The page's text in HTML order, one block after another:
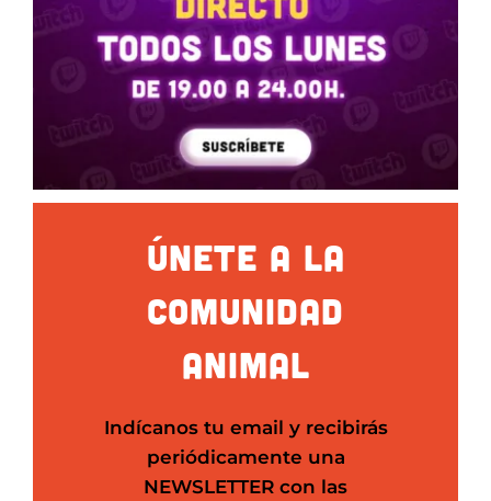
ÚNETE A LA
COMUNIDAD
ANIMAL
Indícanos tu email y recibirás
periódicamente una
NEWSLETTER con las